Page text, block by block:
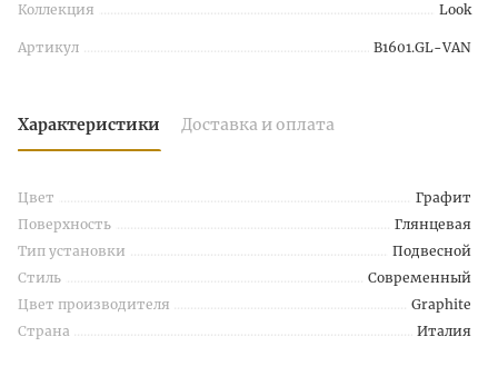
Коллекция Look
Артикул B1601.GL-VAN
Характеристики Доставка и оплата
Цвет
Графит
Поверхность
Глянцевая
Тип установки
Подвесной
Стиль
Современный
Цвет производителя
Graphite
Страна
Италия